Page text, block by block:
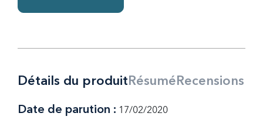
Détails du produit Résumé Recensions
Date de parution : 17/02/2020